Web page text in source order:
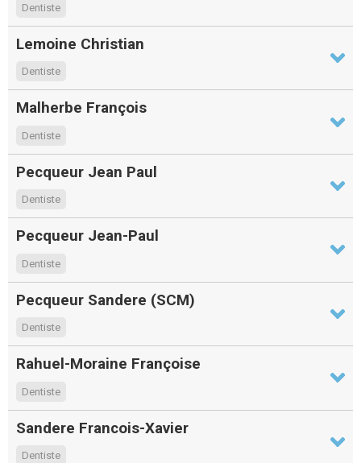
Dentiste
Lemoine Christian
Dentiste
Malherbe François
Dentiste
Pecqueur Jean Paul
Dentiste
Pecqueur Jean-Paul
Dentiste
Pecqueur Sandere (SCM)
Dentiste
Rahuel-Moraine Françoise
Dentiste
Sandere Francois-Xavier
Dentiste